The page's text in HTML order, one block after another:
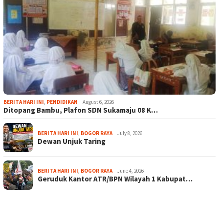
BERITA HARI INI, PENDIDIKAN August 6, 2026
Ditopang Bambu, Plafon SDN Sukamaju 08 K…
BERITA HARI INI, BOGOR RAYA July 8, 2026
Dewan Unjuk Taring
BERITA HARI INI, BOGOR RAYA June 4, 2026
Geruduk Kantor ATR/BPN Wilayah 1 Kabupat…